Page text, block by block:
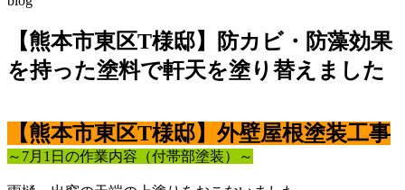
【熊本市東区T様邸】防カビ・防藻効果
を持った塗料で軒天を塗り替えました
【熊本市東区T様邸】外壁屋根塗装工事
～7月1日の作業内容（付帯部塗装）～